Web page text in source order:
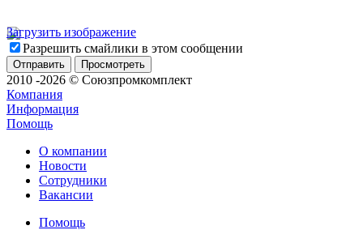
Загрузить изображение
Разрешить смайлики в этом сообщении
2010 -2026 © Союзпромкомплект
Компания
Информация
Помощь
О компании
Новости
Сотрудники
Вакансии
Помощь